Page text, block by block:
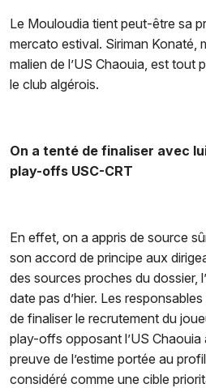
Le Mouloudia tient peut-être sa
mercato estival. Siriman Konaté,
malien de l’US Chaouia, est tout
le club algérois.
On a tenté de finaliser avec
play-offs USC-CRT
En effet, on a appris de source
son accord de principe aux
des sources proches du dossier,
date pas d’hier. Les
de finaliser le recrutement du
play-offs opposant l’US
preuve de l’estime portée au
considéré comme une cible